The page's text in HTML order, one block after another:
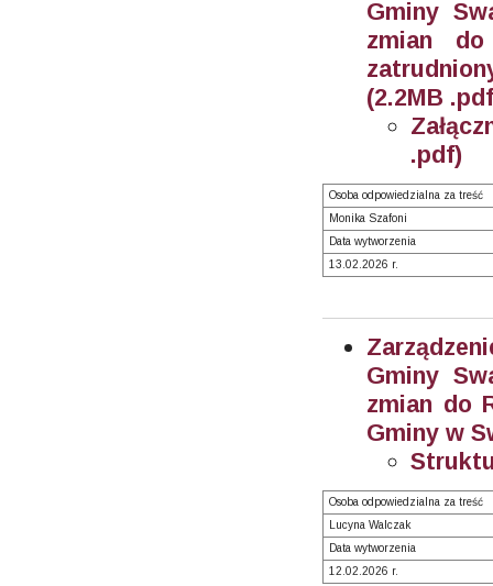
Gminy
zmian do
(2.2MB
.pdf)
Osoba odpowiedzialna za treść
Monika Szafoni
Data wytworzenia
13.02.2026 r.
Gminy
zmian do
Gminy w
Osoba odpowiedzialna za treść
Lucyna Walczak
Data wytworzenia
12.02.2026 r.